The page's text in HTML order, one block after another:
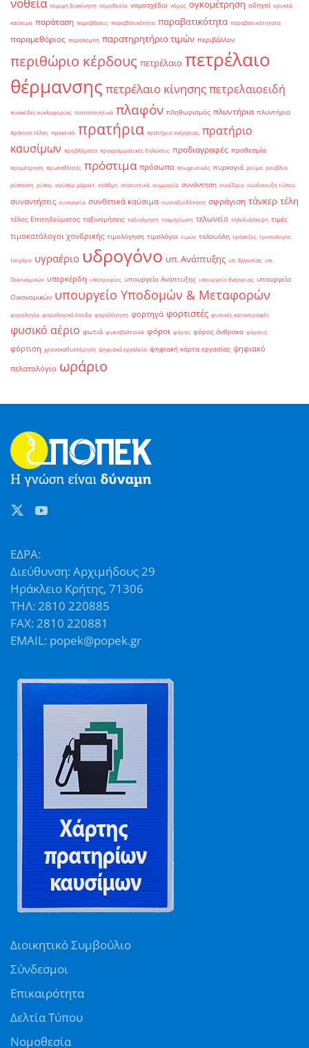
νομιμη διακίνηση νομοθεσία νομοσχέδιο νόμος ογκομέτρηση οδηγοί ορυκτά
καύσιμα παράταση παραβάσεις παραβάτικότητα παραβατικότητα παραβατικότητατα
παραμεθόριος παραπομπή παρατηρητήριο τιμών περιβάλλον
περιθώριο κέρδους πετρέλαιο πετρέλαιο
θέρμανσης πετρέλαιο κίνησηςπετρελαιοειδή
πινακίδες κυκλοφορίας πιστοποιητικά πλαφόν πληθωρισμός πλυντήρια πλυντήριο
πράσινο τέλος πρακτικό πρατήρια πρατήριο ενέργειας πρατήριο
καυσίμων προβλήματα προγραμματικές δηλώσεις προδιαγραφές προθεσμία
προμέτρηση πρωταθλητές πρόστιμα πρόσωπα πτωχευτικός πυρκαγιά ρεύμα ρούβλια
ρύπανση ρύποι σούπερ μάρκετ στάθμη στατιστικά συμμορία συνάντηση συνέδριο συνέντευξη τύπου
συναντήσεις συνεργεία συνθετικά καύσιμα συνταξιοδότηση σφράγιση τάνκερ τέλη
τέλος Επιτηδεύματος ταξινομήσεις ταξινόμηση τεκμηρίωση τελωνείο τηλεδιάσκεψη τιμές
τιμοκατάλογοι χονδρικής τιμολόγηση τιμολόγιο τιμών τολουόλη τράπεζες τροπολογία
τσιγάρο υγραέριο υδρογόνο υπ. Ανάπτυξης υπ. Εργασίας υπ.
Οικονομικών υπερκέρδη υποτροφίες υπουργείο Ανάπτυξης υπουργείο Ενέργειας υπουργείο
Οικονομικών υπουργείο Υποδομών & Μεταφορών
φορολογία φορολογικά έσοδα φορολόγηση φορτηγά φορτιστές φυσικές καταστροφές
φυσικό αέριο φωτιά φωτοβολταϊκά φόροι φόρος φόρος άνθρακα φόρους
φόρτιση χρονοκαθυστέρηση ψηφιακά εργαλεία ψηφιακή κάρτα εργασίας ψηφιακό
πελατολόγιο ωράριο
ΕΔΡΑ:
Διεύθυνση: Αρχιμήδους 29
Ηράκλειο Κρήτης, 71306
ΤΗΛ: 2810 220885
FAX: 2810 220881
EMAIL: popek@popek.gr
Διοικητικό Συμβούλιο
Σύνδεσμοι
Επικαιρότητα
Δελτία Τύπου
Νομοθεσία